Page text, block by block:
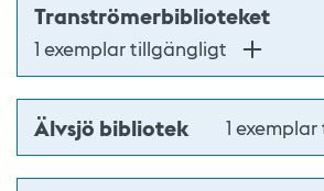
Tranströmerbiblioteket
1 exemplar tillgängligt
Älvsjö bibliotek 1